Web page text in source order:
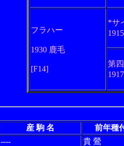
フラハー
1930 鹿毛
[F14]
*サ
第
産 駒 名
前年種
----
貴 鶯